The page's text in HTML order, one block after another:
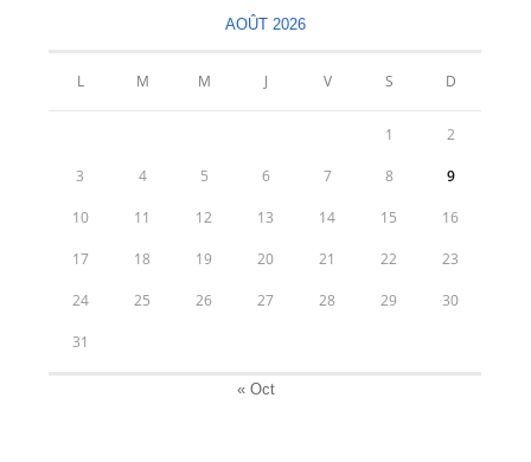
AOÛT 2026
L M M J V S D
1 2
3 4 5 6 7 8 9
10 11 12 13 14 15 16
17 18 19 20 21 22 23
24 25 26 27 28 29 30
31
« Oct